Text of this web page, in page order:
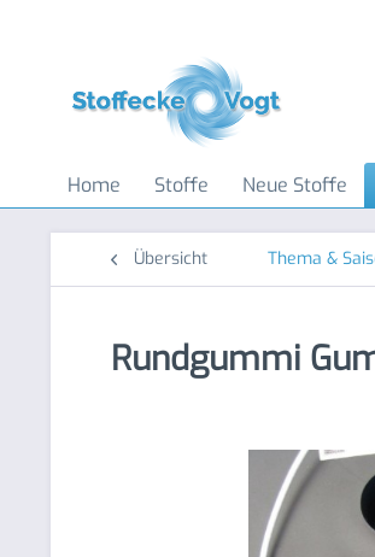
Home Stoffe Neue Stoffe
Übersicht Thema &
Rundgummi